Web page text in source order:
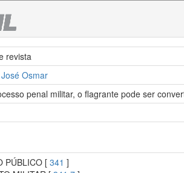
revista
Osmar
penal militar, o flagrante pode ser
PÚBLICO [ 341 ]